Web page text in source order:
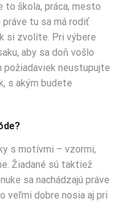
to škola, práca, mesto
tu sa má rodiť
si zvolíte. Pri výbere
aby sa doň vošlo
neustupujte
s akým budete
s motívmi – vzormi,
Žiadané sú taktiež
sa nachádzajú práve
veľmi dobre nosia aj pri